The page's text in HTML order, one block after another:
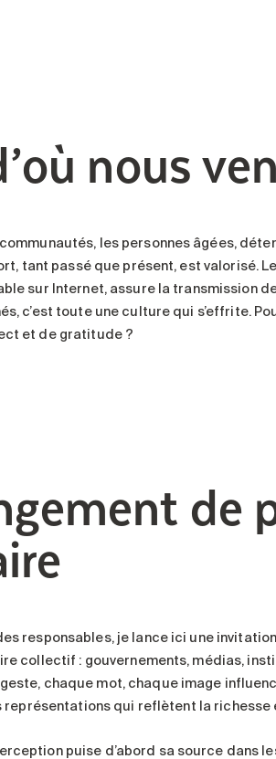
nous
les personnes âgées,
tant passé que présent, est valorisé.
sur Internet, assure la transmission
c’est toute une culture qui s’effrite.
et de gratitude ?
de
responsables, je lance ici une
collectif : gouvernements, médias,
chaque mot, chaque image
qui reflètent la richesse
puise d’abord sa source dans